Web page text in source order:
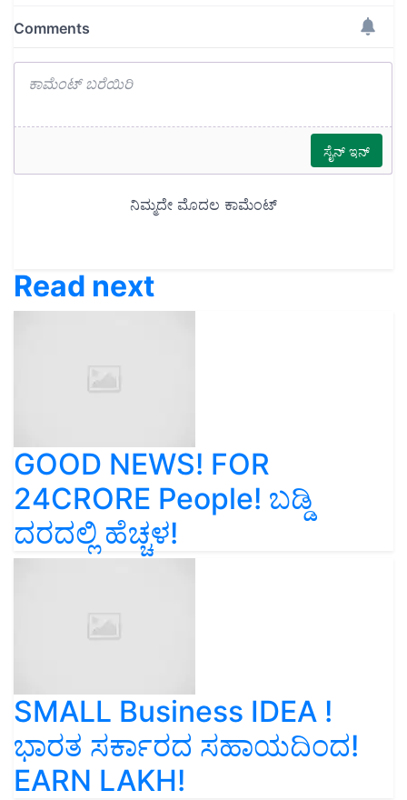
Read next
GOOD NEWS! FOR
24CRORE People! ಬಡ್ಡಿ
ದರದಲ್ಲಿ ಹೆಚ್ಚಳ!
SMALL Business IDEA !
ಭಾರತ ಸರ್ಕಾರದ ಸಹಾಯದಿಂದ!
EARN LAKH!